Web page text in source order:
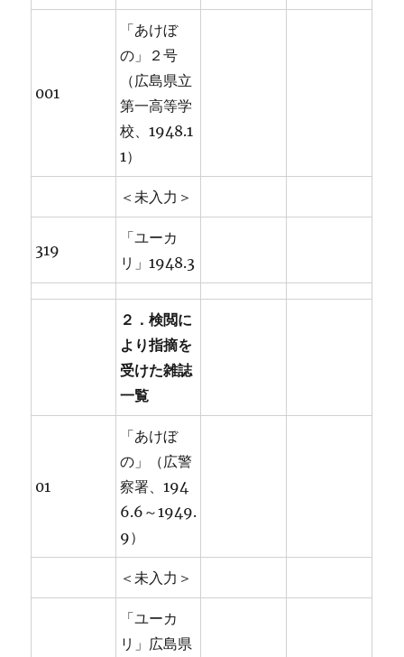
001
「あけぼ
の」２号
（広島県立
第一高等学
校、1948.1
1）
＜未入力＞
319
「ユーカ
リ」1948.3
２．検閲に
より指摘を
受けた雑誌
一覧
01
「あけぼ
の」（広警
察署、194
6.6～1949.
9）
＜未入力＞
「ユーカ
リ」広島県